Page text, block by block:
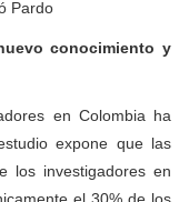
Pardo
conocimiento y
en Colombia ha
expone que las
los investigadores en